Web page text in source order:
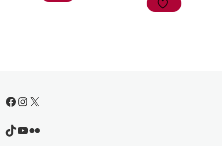
Facebook
Instagram
X
TikTok
YouTube
Flickr